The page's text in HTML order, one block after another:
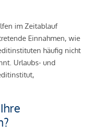
im Zeitablauf
Einnahmen, wie
häufig nicht
Urlaubs- und